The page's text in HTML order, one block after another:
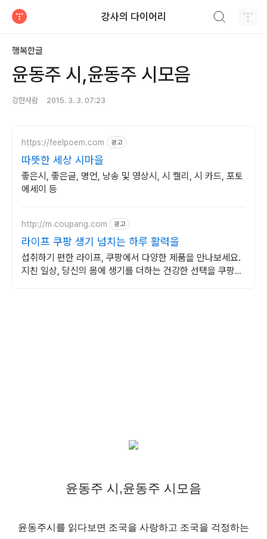
강사의 다이어리
행복한글
윤동주 시,윤동주 시모음
강한사람 2015. 3. 3. 07:23
https://feelpoem.com 광고
따뜻한 세상 시마을
좋은시, 좋은글, 명언, 낭송 및 영상시, 시 캘리, 시 카드, 포토
에세이 등
http://m.coupang.com 광고
라이프 쿠팡 생기 넘치는 하루 활력을
섭취하기 편한 라이프, 쿠팡에서 다양한 제품을 만나보세요.
지친 일상, 당신의 몸에 생기를 더하는 건강한 선택을 쿠팡에
윤동주 시,윤동주 시모음
윤동주시를 읽다보면 조국을 사랑하고 조국을 걱정하는